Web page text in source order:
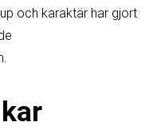
och karaktär har gjort